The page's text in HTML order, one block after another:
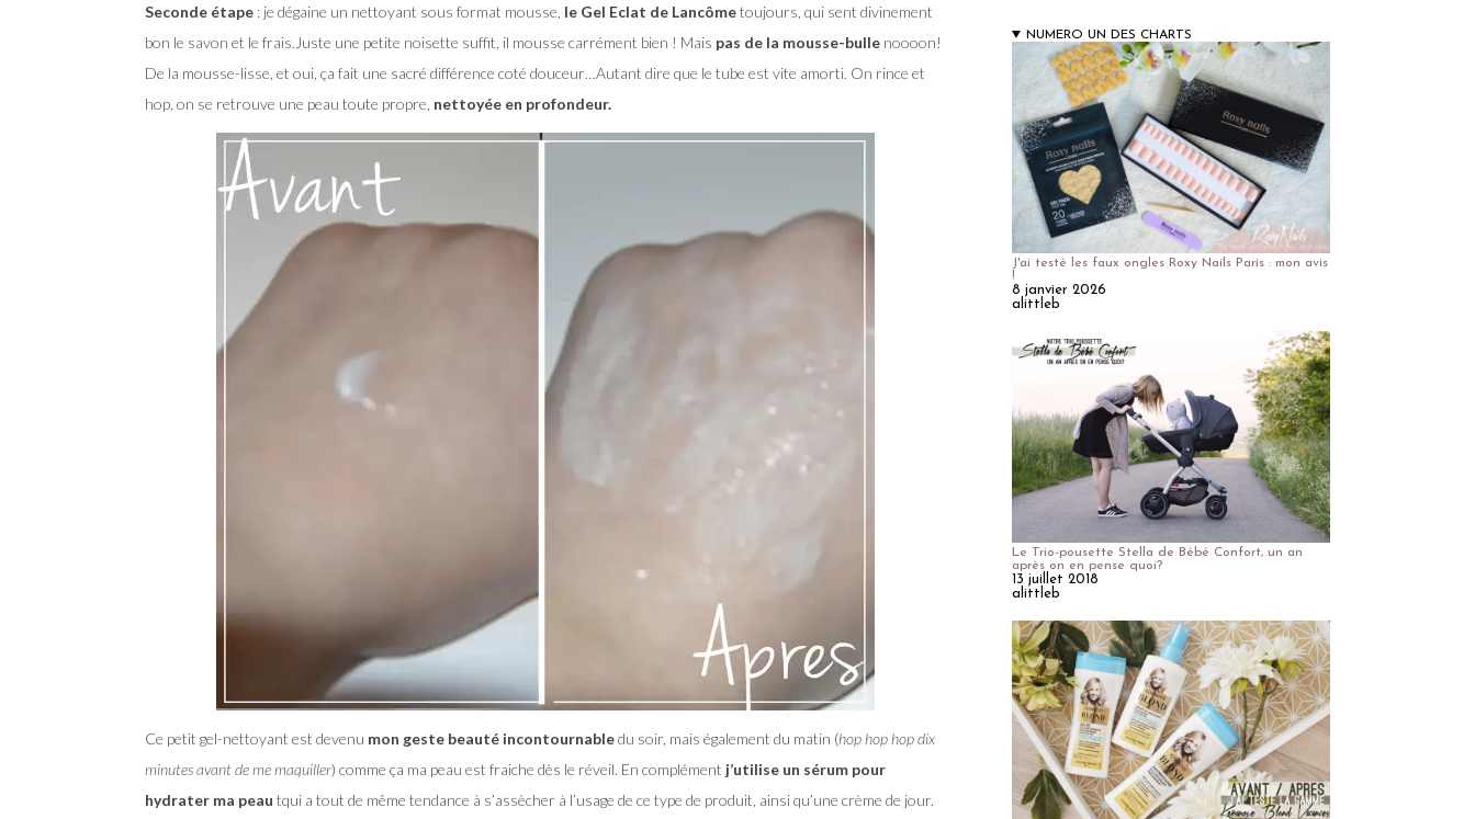
Seconde étape : je dégaine un nettoyant sous format mousse, le Gel Eclat de Lancômetoujours, qui sent divinement
bon le savon et le frais.Juste une petite noisette suffit, il mousse carrément bien ! Mais pas de la mousse-bulle noooon!
De la mousse-lisse, et oui, ça fait une sacré différence coté douceur…Autant dire que le tube est vite amorti. On rince et
hop, on se retrouve une peau toute propre, nettoyée en profondeur.
Ce petit gel-nettoyant est devenu mon geste beauté incontournabledu soir, mais également du matin (hop hop hop dix
minutes avant de me maquiller) comme ça ma peau est fraiche dès le réveil. En complément j’utilise un sérum pour
hydrater ma peau tqui a tout de même tendance à s’assècher à l’usage de ce type de produit, ainsi qu’une crème de jour.
NUMERO UN DES CHARTS
J'ai testé les faux ongles Roxy Nails Paris : mon avis
!
8 janvier 2026
alittleb
Le Trio-pousette Stella de Bébé Confort, un an
après on en pense quoi?
13 juillet 2018
alittleb